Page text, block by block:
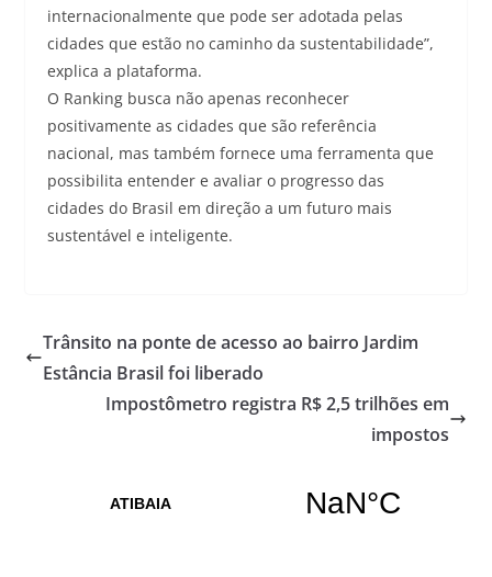
internacionalmente que pode ser adotada pelas
cidades que estão no caminho da sustentabilidade”,
explica a plataforma.
O Ranking busca não apenas reconhecer
positivamente as cidades que são referência
nacional, mas também fornece uma ferramenta que
possibilita entender e avaliar o progresso das
cidades do Brasil em direção a um futuro mais
sustentável e inteligente.
Trânsito na ponte de acesso ao bairro Jardim
Estância Brasil foi liberado
Impostômetro registra R$ 2,5 trilhões em
impostos